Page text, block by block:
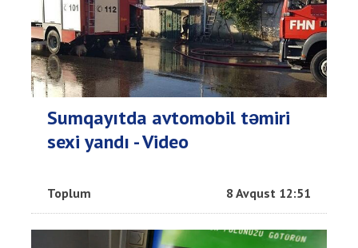
Sumqayıtda avtomobil təmiri
sexi yandı - Video
Toplum 8 Avqust 12:51